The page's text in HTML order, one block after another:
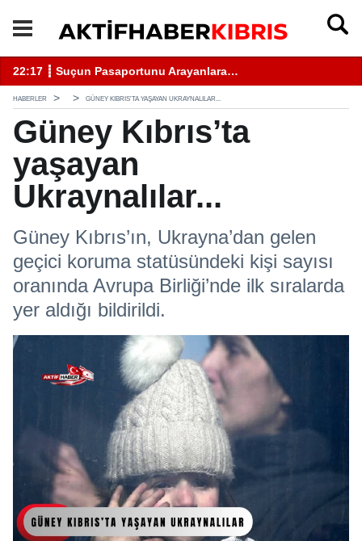
22:17 ┋ Suçun Pasaportunu Arayanlara…
HABERLER GÜNEY KIBRIS’TA YAŞAYAN UKRAYNALILAR...
Güney Kıbrıs’ta
yaşayan
Ukraynalılar...
Güney Kıbrıs’ın, Ukrayna’dan gelen
geçici koruma statüsündeki kişi sayısı
oranında Avrupa Birliği’nde ilk sıralarda
yer aldığı bildirildi.